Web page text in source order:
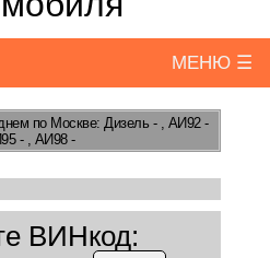
МЕНЮ ☰
по Москве: Дизель - , АИ92 -
- , АИ98 -
ВИНкод: